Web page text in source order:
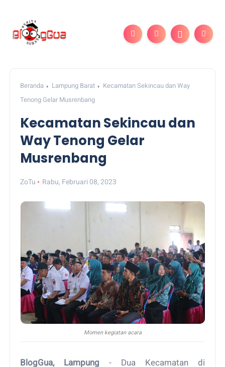
Beranda Lampung Barat
Kecamatan Sekincau dan Way
Tenong Gelar Musrenbang
Kecamatan Sekincau dan
Way Tenong Gelar
Musrenbang
ZoTu Rabu, Februari 08, 2023
Momen kegiatan acara
BlogGua, Lampung - Dua Kecamatan di